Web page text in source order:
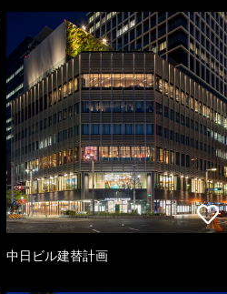
中日ビル建替計画